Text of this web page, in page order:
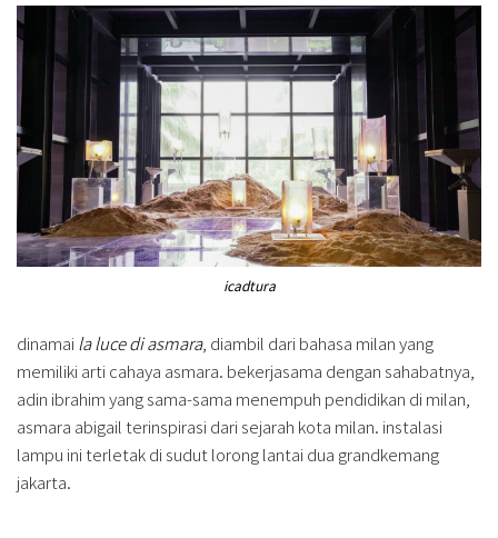
icadtura
dinamai la luce di asmara, diambil dari bahasa milan yang
memiliki arti cahaya asmara. bekerjasama dengan sahabatnya,
adin ibrahim yang sama-sama menempuh pendidikan di milan,
asmara abigail terinspirasi dari sejarah kota milan. instalasi
lampu ini terletak di sudut lorong lantai dua grandkemang
jakarta.